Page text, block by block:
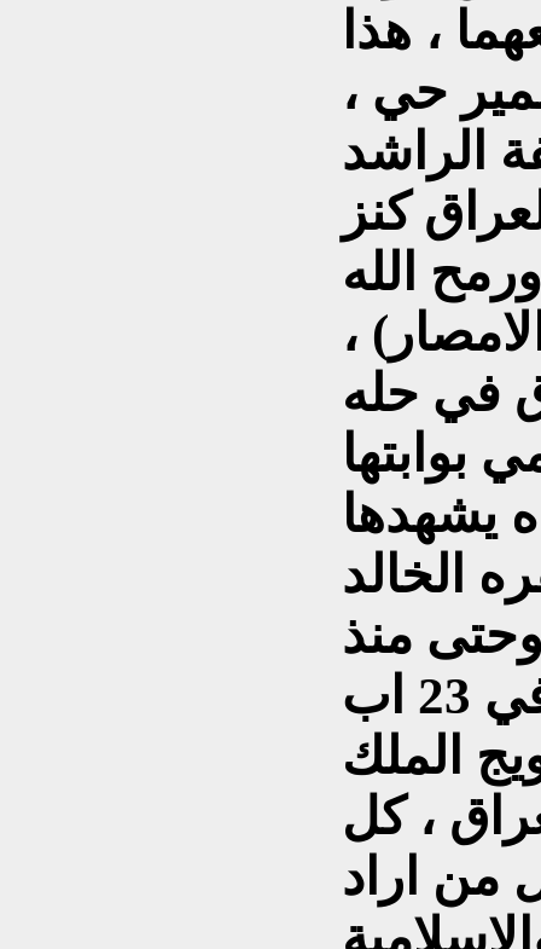
، هذا
حي ،
الراشد
كنز
الله
،
في حله
بوابتها
يشهدها
الخالد
منذ
تاسيس دولته المعروفة في 23 اب
تتويج الملك
، كل
من اراد